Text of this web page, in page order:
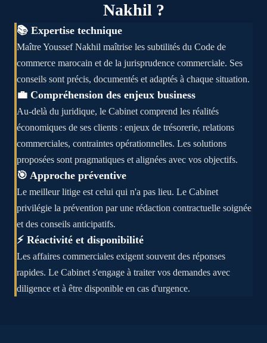
Nakhil ?
📚 Expertise technique
Maître Youssef Nakhil maîtrise les subtilités du Code de
commerce marocain et de la jurisprudence commerciale. Ses
conseils sont précis, documentés et adaptés à chaque situation.
💼 Compréhension des enjeux business
Au-delà du juridique, le Cabinet comprend les réalités
économiques de ses clients : enjeux de trésorerie, relations
commerciales, contraintes opérationnelles. Les solutions
proposées sont pragmatiques et alignées avec vos objectifs.
🎯 Approche préventive
Le meilleur litige est celui qui n'a pas lieu. Le Cabinet
privilégie la prévention par une rédaction contractuelle soignée
et des conseils anticipatifs.
⚡ Réactivité et disponibilité
Les affaires commerciales exigent souvent des réponses
rapides. Le Cabinet s'engage à traiter vos demandes avec
diligence et à être disponible en cas d'urgence.